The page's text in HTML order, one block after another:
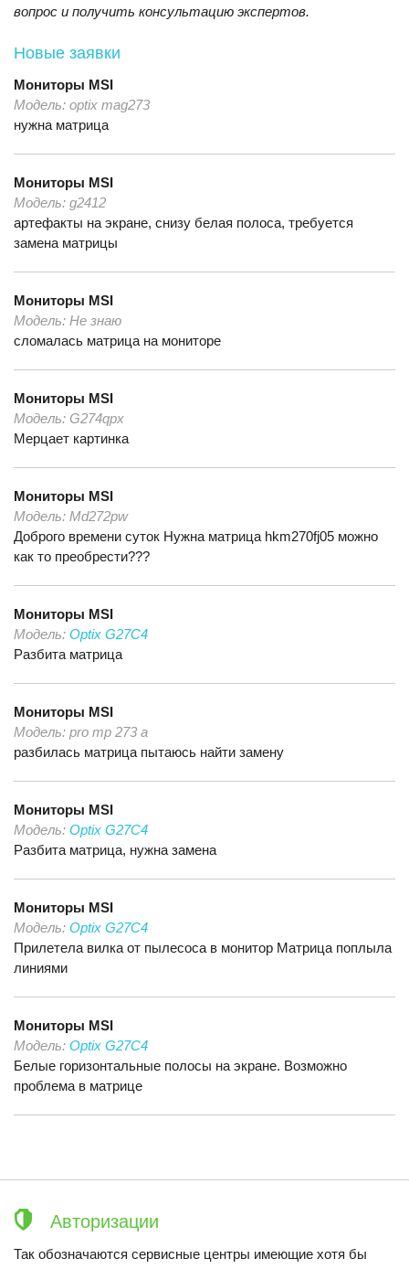
вопрос и получить консультацию экспертов.
Новые заявки
Мониторы MSI
Модель: optix mag273
нужна матрица
Мониторы MSI
Модель: g2412
артефакты на экране, снизу белая полоса, требуется
замена матрицы
Мониторы MSI
Модель: Не знаю
сломалась матрица на мониторе
Мониторы MSI
Модель: G274qpx
Мерцает картинка
Мониторы MSI
Модель: Md272pw
Доброго времени суток Нужна матрица hkm270fj05 можно
как то преобрести???
Мониторы MSI
Модель: Optix G27C4
Разбита матрица
Мониторы MSI
Модель: pro mp 273 a
разбилась матрица пытаюсь найти замену
Мониторы MSI
Модель: Optix G27C4
Разбита матрица, нужна замена
Мониторы MSI
Модель: Optix G27C4
Прилетела вилка от пылесоса в монитор Матрица поплыла
линиями
Мониторы MSI
Модель: Optix G27C4
Белые горизонтальные полосы на экране. Возможно
проблема в матрице
Авторизации
Так обозначаются сервисные центры имеющие хотя бы